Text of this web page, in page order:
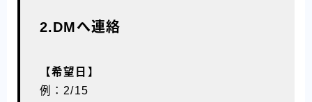
2.DMへ連絡
【希望日】
例：2/15